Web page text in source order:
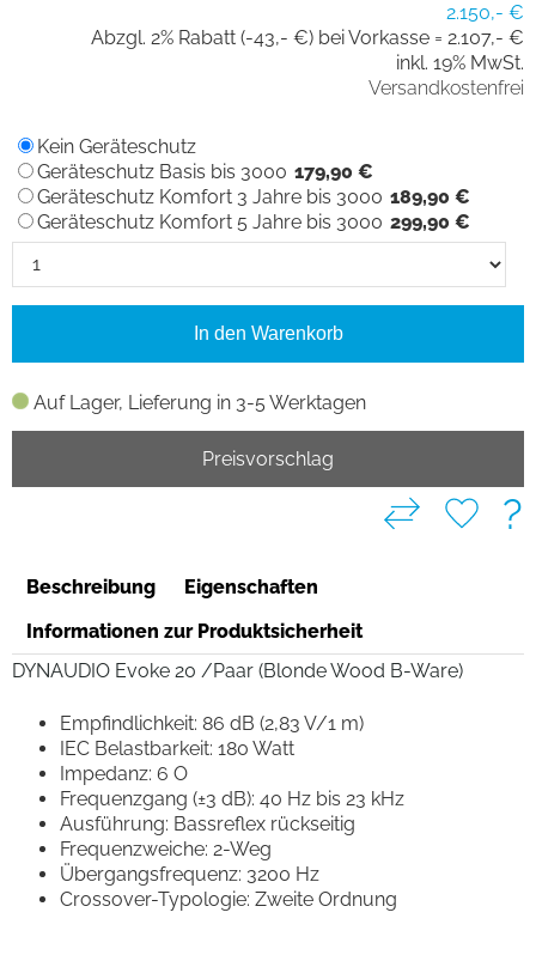
2.150,- €
Abzgl. 2% Rabatt (-43,- €) bei Vorkasse = 2.107,- €
inkl. 19% MwSt.
Versandkostenfrei
Auf Lager, Lieferung in 3-5 Werktagen
Kein Geräteschutz
Geräteschutz Basis bis 3000 179,90 €
Geräteschutz Komfort 3 Jahre bis 3000 189,90 €
Geräteschutz Komfort 5 Jahre bis 3000 299,90 €
In den Warenkorb
Preisvorschlag
?
Beschreibung
Eigenschaften
Informationen zur Produktsicherheit
DYNAUDIO Evoke 20 /Paar (Blonde Wood B-Ware)
Empfindlichkeit: 86 dB (2,83 V/1 m)
IEC Belastbarkeit: 180 Watt
Impedanz: 6 O
Frequenzgang (±3 dB): 40 Hz bis 23 kHz
Ausführung: Bassreflex rückseitig
Frequenzweiche: 2-Weg
Übergangsfrequenz: 3200 Hz
Crossover-Typologie: Zweite Ordnung